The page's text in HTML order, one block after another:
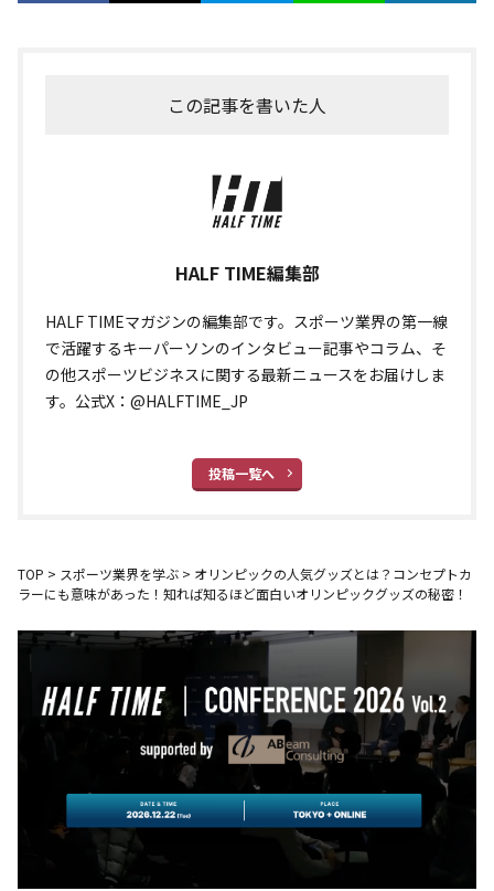
この記事を書いた人
HALF TIME編集部
HALF TIMEマガジンの編集部です。スポーツ業界の第一線
で活躍するキーパーソンのインタビュー記事やコラム、そ
の他スポーツビジネスに関する最新ニュースをお届けしま
す。公式X：@HALFTIME_JP
投稿一覧へ
TOP > スポーツ業界を学ぶ > オリンピックの人気グッズとは？コンセプトカ
ラーにも意味があった！知れば知るほど面白いオリンピックグッズの秘密！